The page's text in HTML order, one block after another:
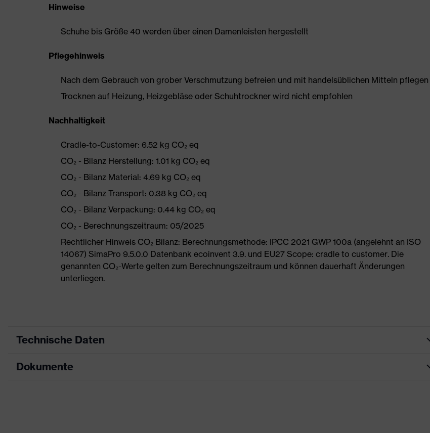
Hinweise
Schuhe bis Größe 40 werden über einen Damenleisten hergestellt
Pflegehinweis
Nach dem Gebrauch von grober Verschmutzung befreien und mit handelsüblichen Mitteln pflegen
Trocknen auf Heizung, Heizgebläse oder Schuhtrockner wird nicht empfohlen
Nachhaltigkeit
Cradle-to-Customer: 6.52 kg CO₂ eq
CO₂ - Bilanz Herstellung: 1.01 kg CO₂ eq
CO₂ - Bilanz Material: 4.69 kg CO₂ eq
CO₂ - Bilanz Transport: 0.38 kg CO₂ eq
CO₂ - Bilanz Verpackung: 0.44 kg CO₂ eq
CO₂ - Berechnungszeitraum: 05/2025
Rechtlicher Hinweis CO₂ Bilanz: Berechnungsmethode: IPCC 2021 GWP 100a (angelehnt an ISO
14067) SimaPro 9.5.0.0 Datenbank ecoinvent 3.9. und EU27 Scope: cradle to customer. Die
genannten CO₂-Werte gelten zum Berechnungszeitraum und können dauerhaft Änderungen
unterliegen.
Technische Daten
Produktart
Dokumente